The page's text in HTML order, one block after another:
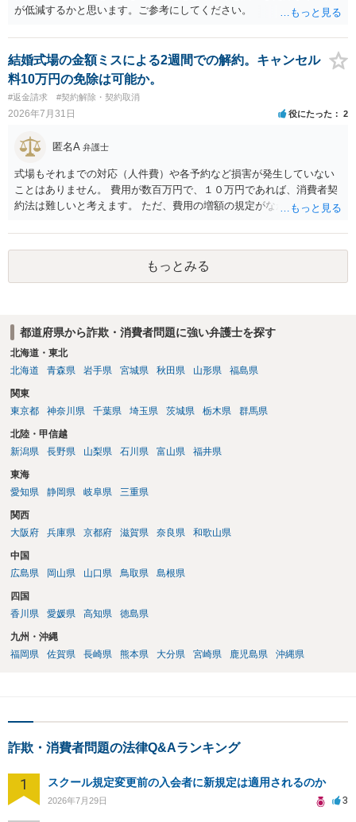
が低減するかと思います。ご参考にしてください。
結婚式場の金額ミスによる2週間での解約。キャンセル
料10万円の免除は可能か。
#返金請求 #契約解除・契約取消
2026年7月31日 役にたった 2
匿名A 弁護士
式場もそれまでの対応（人件費）や各予約など損害が発生していない
ことはありません。 費用が数百万円で、１０万円であれば、消費者契
約法は難しいと考えます。 ただ、費用の増額の規定がなかったのに増
ということになり、解約するのは理由がないことになります。
もっとみる
都道府県から詐欺・消費者問題に強い弁護士を探す
北海道・東北
北海道
青森県 岩手県 宮城県 秋田県 山形県 福島県
関東
東京都
神奈川県 千葉県 埼玉県 茨城県 栃木県 群馬県
北陸・甲信越
新潟県
長野県 山梨県 石川県 富山県 福井県
東海
愛知県
静岡県 岐阜県 三重県
関西
大阪府
兵庫県 京都府 滋賀県 奈良県 和歌山県
中国
広島県
岡山県 山口県 鳥取県 島根県
四国
香川県
愛媛県 高知県 徳島県
九州・沖縄
福岡県
佐賀県 長崎県 熊本県 大分県 宮崎県 鹿児島県 沖縄県
詐欺・消費者問題の法律Q&Aランキング
1 スクール規定変更前の入会者に新規定は適用されるのか
2026年7月29日 3